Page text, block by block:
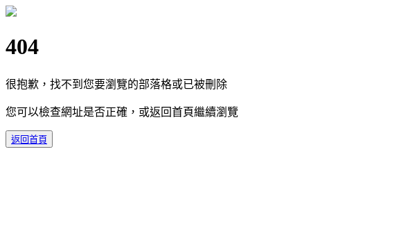
404
很抱歉，找不到您要瀏覽的部落格或已被刪除
您可以檢查網址是否正確，或返回首頁繼續瀏覽
返回首頁